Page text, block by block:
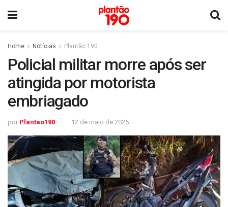
Home Notícias Plantão 190
Policial militar morre após ser
atingida por motorista
embriagado
por Plantao190 12 de maio de 2025